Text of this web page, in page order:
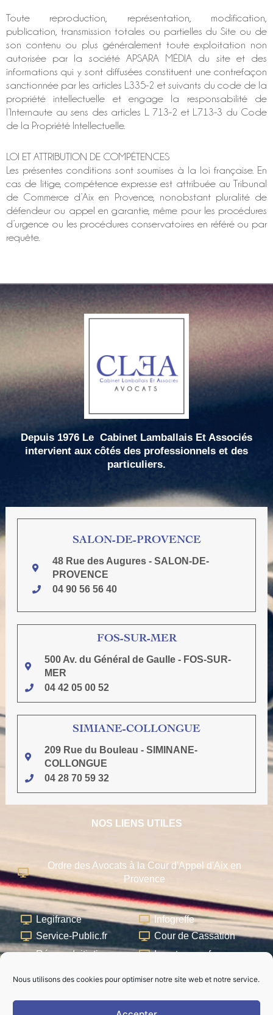
Nous utilisons des cookies pour optimiser notre site web et notre service.
Toute reproduction, représentation, modification,
publication, transmission totales ou partielles du Site ou de
son contenu ou plus généralement toute exploitation non
autorisée par la société APSARA MÉDIA du site et des
informations qui y sont diffusées constituent une contrefaçon
sanctionnée par les articles L.335-2 et suivants du code de la
propriété intellectuelle et engage la responsabilité de
l’Internaute au sens des articles L. 713-2 et L.713-3 du Code
de la Propriété Intellectuelle.
LOI ET ATTRIBUTION DE COMPÉTENCES
Les présentes conditions sont soumises à la loi française. En
cas de litige, compétence expresse est attribuée au Tribunal
de Commerce d’Aix en Provence, nonobstant pluralité de
défendeur ou appel en garantie, même pour les procédures
d’urgence ou les procédures conservatoires en référé ou par
requête.
Depuis 1976 Le Cabinet Lamballais Et Associés
intervient aux côtés des professionnels et des
particuliers.
SALON-DE-PROVENCE
48 Rue des Augures - SALON-DE-
PROVENCE
04 90 56 56 40
FOS-SUR-MER
500 Av. du Général de Gaulle - FOS-SUR-
MER
04 42 05 00 52
SIMIANE-COLLONGUE
209 Rue du Bouleau - SIMINANE-
COLLONGUE
04 28 70 59 32
NOS LIENS UTILES
Ordre des Avocats à la Cour d'Appel d'Aix en
Provence
Legifrance
Service-Public.fr
Infogreffe
Cour de Cassation
Réseau Initiative
AFDR
Impots.gouv.fr